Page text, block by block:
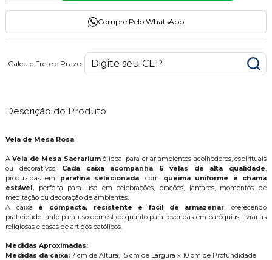
Compre Pelo WhatsApp
Calcule Frete e Prazo
Descrição do Produto
Vela de Mesa Rosa
AVela de Mesa Sacrariumé ideal para criar ambientes acolhedores, espirituais
ou decorativos. Cada caixa acompanha 6 velas de alta qualidade,
produzidas em parafina selecionada, com queima uniforme e chama
estável,perfeita para uso em celebrações, orações, jantares, momentos de
meditação ou decoração de ambientes.
A caixa é compacta, resistente e fácil de armazenar, oferecendo
praticidade tanto para uso doméstico quanto para revendas em paróquias, livrarias
religiosas e casas de artigos católicos.
Medidas Aproximadas:
Medidas da caixa: 7 cm de Altura, 15 cm de Largura x 10 cm de Profundidade